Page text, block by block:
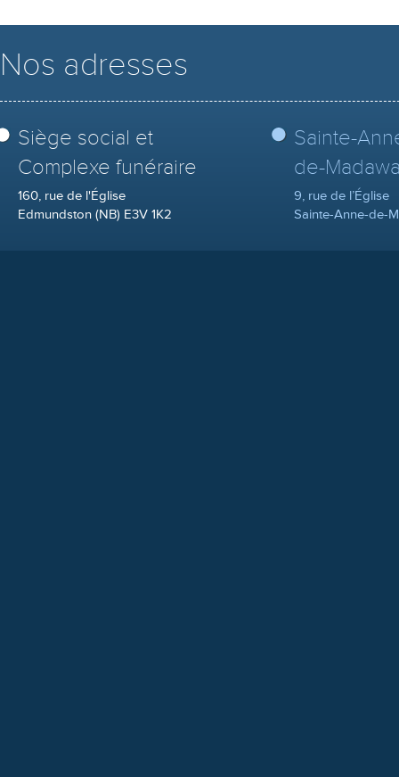
Nos adresses
Siège social et
Complexe funéraire
160, rue de l'Église
Edmundston (NB) E3V 1K2
Sainte-
de-
9, rue de l’Église
Sainte-Anne-de-